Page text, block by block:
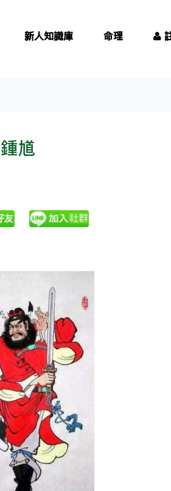
新人知識庫 命理
鍾馗